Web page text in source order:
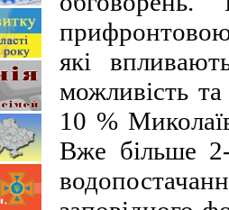
які
можливість
10 %
Вже більше 2-